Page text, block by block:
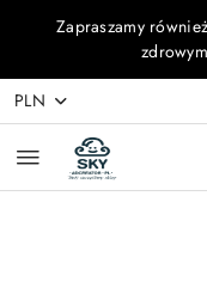
Przejdź do
Przejdź do
Przejdź do moje
Przejdź do
Przejdź do
Przejdź do stopki
Zapraszamy
PLN